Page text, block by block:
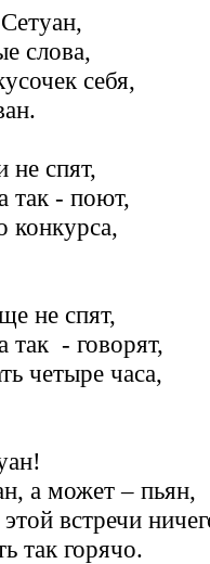
слова,
себя,
не спят,
так - поют,
не спят,
так - говорят,
четыре часа,
а может – пьян,
встречи
так горячо.